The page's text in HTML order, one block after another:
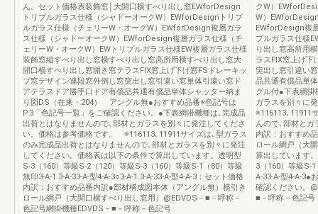
ん。セット価格表装飾窓│大開口横すべり出し窓EWforDesign
トリプルガラス仕様（シャドーオークW）EWforDesignトリプ
ルガラス仕様（チェリーW・オークW）EWforDesign複層ガラ
ス仕様（シャドーオークW）EWforDesign複層ガラス仕様（チ
ェリーW・オークW）EWトリプルガラス仕様EW複層ガラス仕様
装飾窓縦すべり出し窓横すべり出し窓高所用横すべり出し窓大
開口横すべり出し窓開き窓テラスFIX窓上げ下げ窓FSドレーキッ
プ窓デザイン連段窓外倒し窓突出し窓引違い窓単体引違い窓ド
アテラスドア勝手口ドア有償品共通有償品単体シャッター納ま
り図DS（在来・204） アングル無●おすすめ品番※色記号は
P.3「色記号一覧」をご確認ください。●下表網掛機種は､完成品
出荷とはなりませんので､部材とガラスを別々に発注してくださ
い。価格は参考価格です。 ※116113､11911サイズは､型ガラス
のみ完成品出荷とはなりませんので､部材とガラスを別々に発注
してください。価格表は以下の条件で算出しています。透明型
S-3（160）等級S-2（120）等級S-3（160）等級S-1（80）等級
無印3-A-1.3-A-33-A-型4-A-3○3-A-1.3-A-33-A-型4-A-3：セット価格
内訳：おすすめ品番内訳●部材構成図本体（アングル無）横引き
ロール網戸（大開口横すべり出し窓用）@EDVDS－■－呼称－
色記号網掛機種EDVDS－■－呼称－色記号
クW）
W）
EWforDesign複
プルガラス仕様
り出し窓高所用
ラスFIX窓上げ下
突出し窓引違い
品共通有償品単
グル付●下表網掛
ガラスを別々に
※116113､11911
んので､部材とガ
内訳：おすすめ
ロール網戸（大
算出しています
3（160）等級S-1
A-33-A-型4-A-3●
確認ください。
■－呼称－色記号